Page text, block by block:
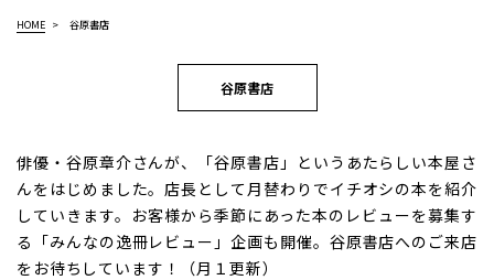
HOME 谷原書店
谷原書店
俳優・谷原章介さんが、「谷原書店」というあたらしい本屋さ
んをはじめました。店長として月替わりでイチオシの本を紹介
していきます。お客様から季節にあった本のレビューを募集す
る「みんなの逸冊レビュー」企画も開催。谷原書店へのご来店
をお待ちしています！（月１更新）